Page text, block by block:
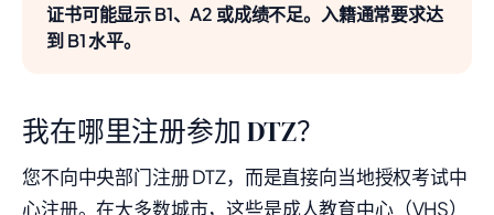
证书可能显示 B1、A2 或成绩不足。入籍通常要求达
到 B1 水平。
我在哪里注册参加 DTZ？
您不向中央部门注册 DTZ，而是直接向当地授权考试中
心注册。在大多数城市，这些是成人教育中心（VHS）